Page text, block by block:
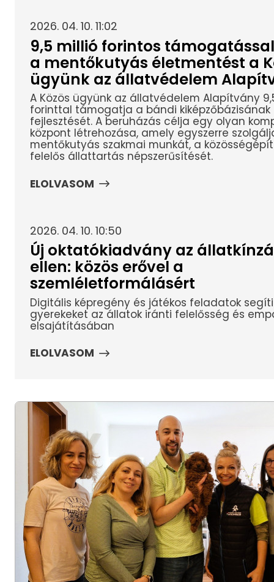
2026. 04. 10. 11:02
9,5 millió forintos
a mentőkutyás életmentést a
ügyünk az állatvédelem
A Közös ügyünk az állatvédelem Alapítvány
forinttal támogatja a bándi kiképzőbázisának
fejlesztését. A beruházás célja egy olyan
központ létrehozása, amely egyszerre
mentőkutyás szakmai munkát, a
felelős állattartás népszerűsítését.
ELOLVASOM
2026. 04. 10. 10:50
Új oktatókiadvány az
ellen: közös erővel a
szemléletformálásért
Digitális képregény és játékos feladatok
gyerekeket az állatok iránti felelősség és
elsajátításában
ELOLVASOM